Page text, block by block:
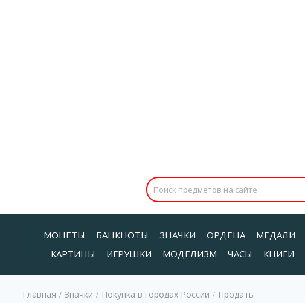
МОНЕТЫ БАНКНОТЫ ЗНАЧКИ ОРДЕНА МЕДАЛИ
КАРТИНЫ
ИГРУШКИ МОДЕЛИЗМ ЧАСЫ КНИГИ
Главная / Значки / Покупка в городах России / Продать